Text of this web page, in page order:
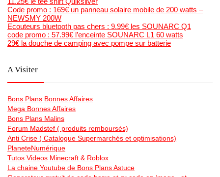
Code promo : 169€ un panneau solaire mobile de 200 watts –
NEWSMY 200W
Ecouteurs bluetooth pas chers : 9.99€ les SOUNARC Q1
code promo : 57.99€ l’enceinte SOUNARC L1 60 watts
29€ la douche de camping avec pompe sur batterie
A Visiter
Bons Plans Bonnes Affaires
Mega Bonnes Affaires
Bons Plans Malins
Forum Madstef ( produits remboursés)
Anti Crise ( Catalogue Supermarchés et optimisations)
PlaneteNumérique
Tutos Videos Minecraft & Roblox
La chaine Youtube de Bons Plans Astuce